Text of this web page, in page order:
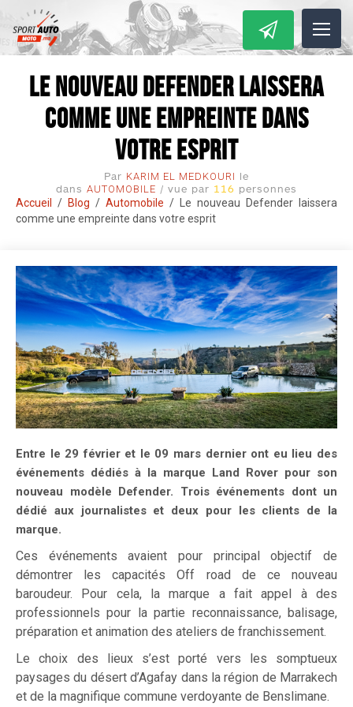
Automobile
23/03/2024 17:31:31
Le nouveau Defender laissera
comme une empreinte dans
votre esprit
Par KARIM EL MEDKOURI le
dans AUTOMOBILE / vue par 116 personnes
Accueil
/ Blog / Automobile /
Le nouveau Defender laissera
comme une empreinte dans votre esprit
Entre le 29 février et le 09 mars dernier ont eu lieu des
événements dédiés à la marque Land Rover pour son
nouveau modèle Defender. Trois événements dont un
dédié aux journalistes et deux pour les clients de la
marque.
Ces événements avaient pour principal objectif de
démontrer les capacités Off road de ce nouveau
baroudeur. Pour cela, la marque a fait appel à des
professionnels pour la partie reconnaissance, balisage,
préparation et animation des ateliers de franchissement.
Le choix des lieux s’est porté vers les somptueux
paysages du désert d’Agafay dans la région de Marrakech
et de la magnifique commune verdoyante de Benslimane.